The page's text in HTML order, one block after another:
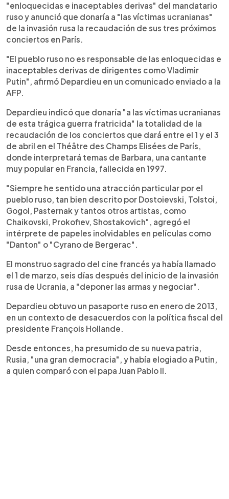
"enloquecidas e inaceptables derivas" del mandatario
ruso y anunció que donaría a "las víctimas ucranianas"
de la invasión rusa la recaudación de sus tres próximos
conciertos en París.
"El pueblo ruso no es responsable de las enloquecidas e
inaceptables derivas de dirigentes como Vladimir
Putin", afirmó Depardieu en un comunicado enviado a la
AFP.
Depardieu indicó que donaría "a las víctimas ucranianas
de esta trágica guerra fratricida" la totalidad de la
recaudación de los conciertos que dará entre el 1 y el 3
de abril en el Théâtre des Champs Elisées de París,
donde interpretará temas de Barbara, una cantante
muy popular en Francia, fallecida en 1997.
"Siempre he sentido una atracción particular por el
pueblo ruso, tan bien descrito por Dostoievski, Tolstoi,
Gogol, Pasternak y tantos otros artistas, como
Chaikovski, Prokofiev, Shostakovich", agregó el
intérprete de papeles inolvidables en películas como
"Danton" o "Cyrano de Bergerac".
El monstruo sagrado del cine francés ya había llamado
el 1 de marzo, seis días después del inicio de la invasión
rusa de Ucrania, a "deponer las armas y negociar".
Depardieu obtuvo un pasaporte ruso en enero de 2013,
en un contexto de desacuerdos con la política fiscal del
presidente François Hollande.
Desde entonces, ha presumido de su nueva patria,
Rusia, "una gran democracia", y había elogiado a Putin,
a quien comparó con el papa Juan Pablo II.